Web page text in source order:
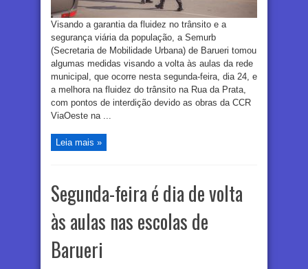
Visando a garantia da fluidez no trânsito e a
segurança viária da população, a Semurb
(Secretaria de Mobilidade Urbana) de Barueri tomou
algumas medidas visando a volta às aulas da rede
municipal, que ocorre nesta segunda-feira, dia 24, e
a melhora na fluidez do trânsito na Rua da Prata,
com pontos de interdição devido as obras da CCR
ViaOeste na ...
Leia mais »
Segunda-feira é dia de volta
às aulas nas escolas de
Barueri